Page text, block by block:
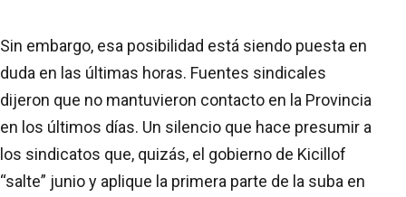
Sin embargo, esa posibilidad está siendo puesta en
duda en las últimas horas. Fuentes sindicales
dijeron que no mantuvieron contacto en la Provincia
en los últimos días. Un silencio que hace presumir a
los sindicatos que, quizás, el gobierno de Kicillof
“salte” junio y aplique la primera parte de la suba en